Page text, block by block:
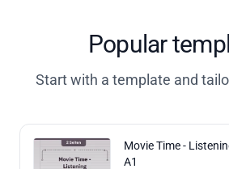
Popular
Start with a template and
Movie Time -
A1